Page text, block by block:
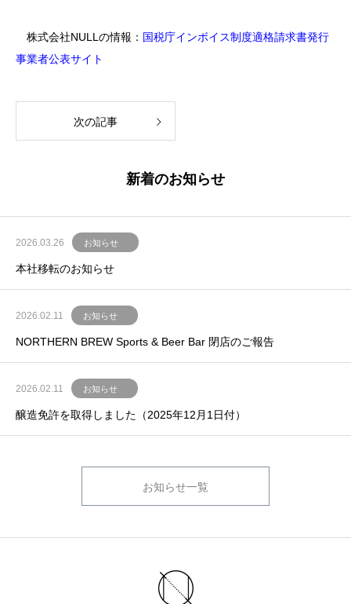
株式会社NULLの情報： 国税庁インボイス制度適格請求書発行
事業者公表サイト
次の記事
新着のお知らせ
2026.03.26 お知らせ
本社移転のお知らせ
2026.02.11 お知らせ
NORTHERN BREW Sports & Beer Bar 閉店のご報告
2026.02.11 お知らせ
醸造免許を取得しました（2025年12月1日付）
お知らせ一覧